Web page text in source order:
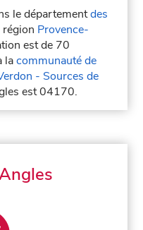
le départementdes
région Provence-
est de 70
lacommunauté de
- Sources de
est 04170.